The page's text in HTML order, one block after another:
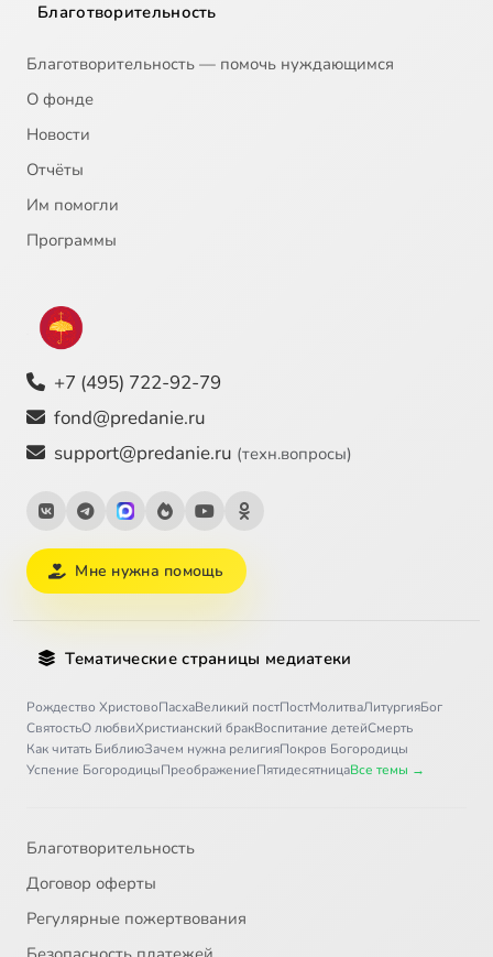
Благотворительность
Благотворительность — помочь нуждающимся
О фонде
Новости
Отчёты
Им помогли
Программы
+7 (495) 722-92-79
fond@predanie.ru
support@predanie.ru (техн.вопросы)
Мне нужна помощь
Тематические страницы медиатеки
Рождество ХристовоПасхаВеликий постПостМолитваЛитургияБог
СвятостьО любвиХристианский бракВоспитание детейСмерть
Как читать БиблиюЗачем нужна религияПокров Богородицы
Успение БогородицыПреображениеПятидесятницаВсе темы →
Благотворительность
Договор оферты
Регулярные пожертвования